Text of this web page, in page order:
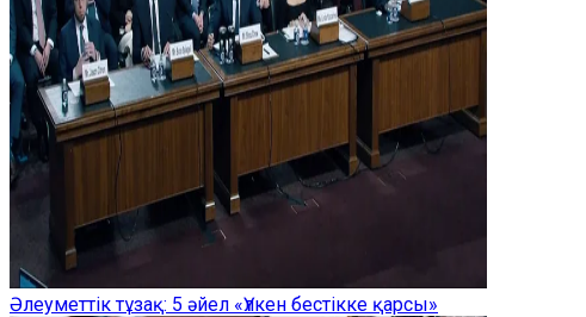
Әлеуметтік тұзақ: 5 әйел «Үлкен бестікке қарсы»